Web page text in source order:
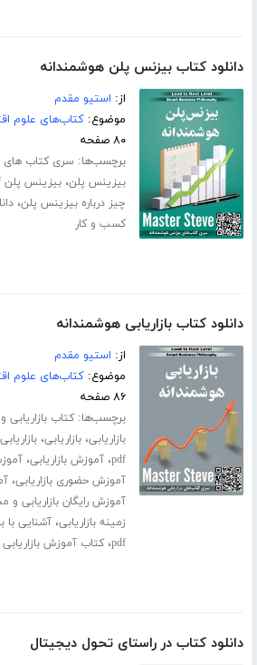
دانلود کتاب بیزنس پلن هوشمندانه
از: استیو مقدم
موضوع:کتاب‌های علوم
۸۰ صفحه
برچسب‌ها: سری کتاب های
بیزینس پلن،بیزینس پلن pdf
چیز درباره بیزینس پلن،
کسب و کار
دانلود کتاب بازاریابی هوشمندانه
از: استیو مقدم
موضوع:کتاب‌های علوم
۸۶ صفحه
برچسب‌ها:کتاب بازاریابی
بازاریابی،بازاریابی،
pdf،آموزش بازاریابی،
آموزش حضوری بازاریابی،
آموزش رایگان بازاریابی و
زمینه بازاریابی،آشنایی با
pdf،کتاب آموزش بازاریابی
دانلود کتاب در راستای تحول دیجیتال